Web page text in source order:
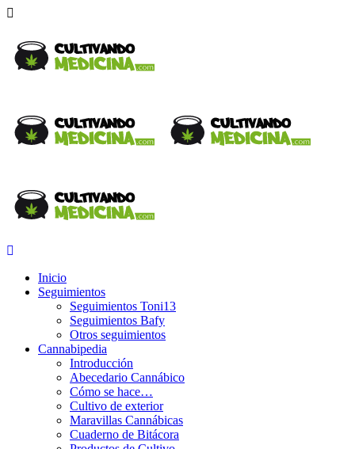
Inicio
Seguimientos
Seguimientos Toni13
Seguimientos Bafy
Otros seguimientos
Cannabipedia
Introducción
Abecedario Cannábico
Cómo se hace…
Cultivo de exterior
Maravillas Cannábicas
Cuaderno de Bitácora